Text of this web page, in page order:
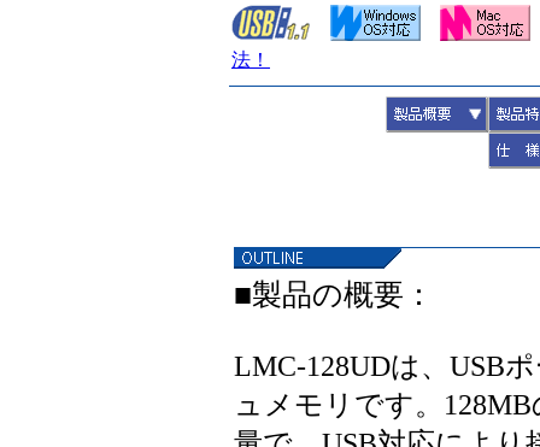
法！
■製品の概要：
LMC-128UDは、USB
ュメモリです。